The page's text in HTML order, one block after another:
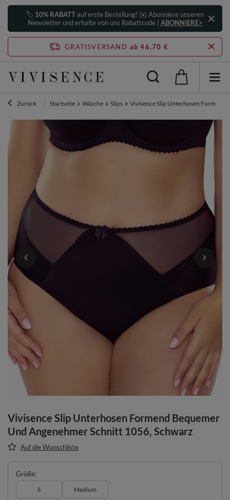
🏷️ 10% RABATTauf erste Bestellung! ✉️ Abonniere unseren
Newsletter und erhalte von uns Rabattcode | ABONNIERE>
GRATISVERSAND ab 46,70 €
Zurück Startseite Wäsche Slips Vivisence Slip Unterhosen Formend
Vivisence Slip Unterhosen Formend Bequemer
Und Angenehmer Schnitt 1056, Schwarz
Auf die Wunschliste
Größe
S Medium